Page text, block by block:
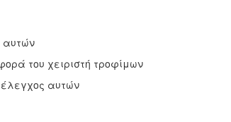
του χειριστή τροφίμων
αυτών